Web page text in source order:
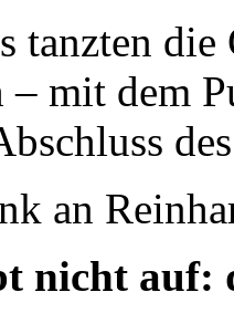
tanzten
– mit dem
an
nicht auf: